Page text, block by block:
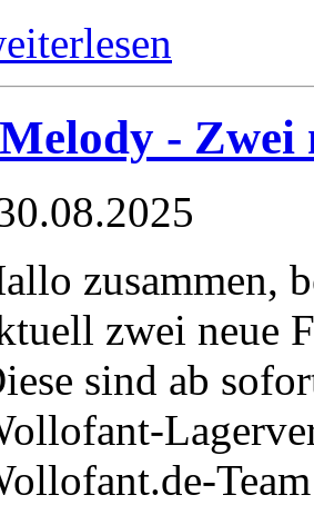
- Zwei
zusammen,
zwei neue
sind ab
Team